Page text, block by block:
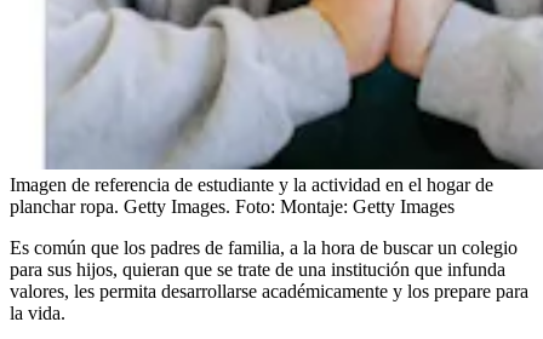
Imagen de referencia de estudiante y la actividad en el hogar de
planchar ropa. Getty Images. Foto: Montaje: Getty Images
Es común que los padres de familia, a la hora de buscar un colegio
para sus hijos, quieran que se trate de una institución que infunda
valores, les permita desarrollarse académicamente y los prepare para
la vida.